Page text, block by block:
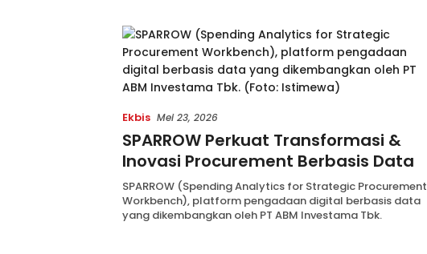
Ekbis Mei 23, 2026
SPARROW Perkuat Transformasi &
Inovasi Procurement Berbasis Data
SPARROW (Spending Analytics for Strategic Procurement
Workbench), platform pengadaan digital berbasis data
yang dikembangkan oleh PT ABM Investama Tbk.